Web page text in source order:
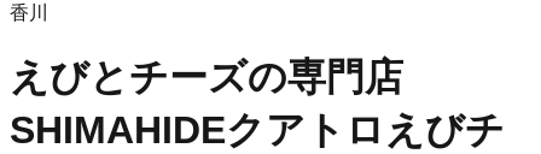
香川
えびとチーズの専門店
SHIMAHIDEクアトロえびチ